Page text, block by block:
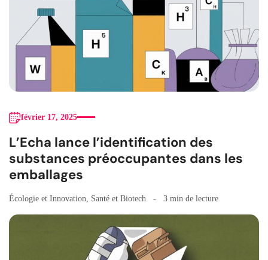
février 17, 2025
L’Echa lance l’identification des
substances préoccupantes dans les
emballages
Écologie et Innovation Santé et Biotech 3 min de lecture